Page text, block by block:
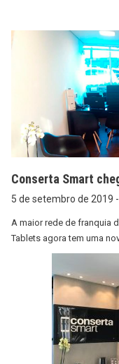
Conserta Smart
5 de setembro de 2019
A maior rede de franquia
Tablets agora tem uma